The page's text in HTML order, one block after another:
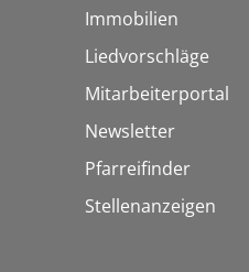
Immobilien
Liedvorschläge
Mitarbeiterportal
Newsletter
Pfarreifinder
Stellenanzeigen